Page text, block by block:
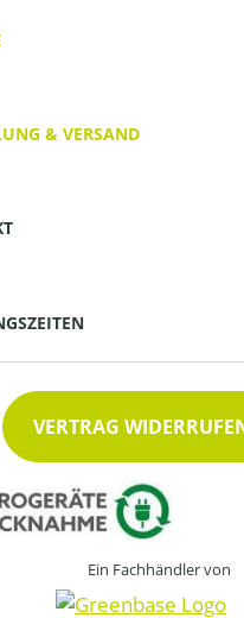
& VERSAND
VERTRAG
Ein Fachhändler von